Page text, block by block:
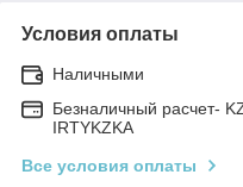
Условия оплаты
Наличными
Безналичный расчет-
IRTYKZKA
Все условия оплаты